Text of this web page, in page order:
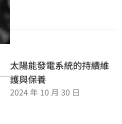
太陽能發電系統的持續維
護與保養
2024 年 10 月 30 日